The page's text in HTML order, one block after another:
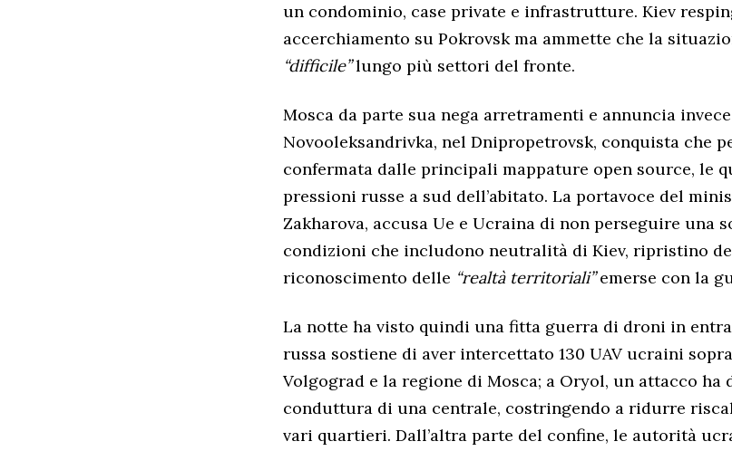
un condominio, case private e infrastrutture. Kiev
accerchiamento su Pokrovsk ma ammette che la
“difficile”lungo più settori del fronte.
Mosca da parte sua nega arretramenti e annuncia
Novooleksandrivka, nel Dnipropetrovsk, conquista che
confermata dalle principali mappature open source, le
pressioni russe a sud dell’abitato. La portavoce del
Zakharova, accusa Ue e Ucraina di non perseguire una
condizioni che includono neutralità di Kiev, ripristino
riconoscimento delle “realtà territoriali”emerse con la
La notte ha visto quindi una fitta guerra di droni in
russa sostiene di aver intercettato 130 UAV ucraini
Volgograd e la regione di Mosca; a Oryol, un attacco ha
conduttura di una centrale, costringendo a ridurre
vari quartieri. Dall’altra parte del confine, le autorità